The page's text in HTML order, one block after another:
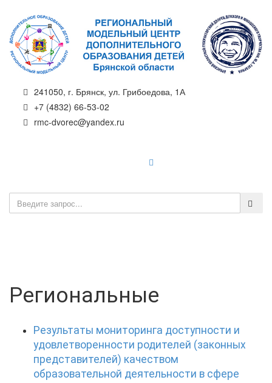
241050, г. Брянск, ул. Грибоедова, 1А
+7 (4832) 66-53-02
rmc-dvorec@yandex.ru
Региональные
Результаты мониторинга доступности и
удовлетворенности родителей (законных
представителей) качеством
образовательной деятельности в сфере